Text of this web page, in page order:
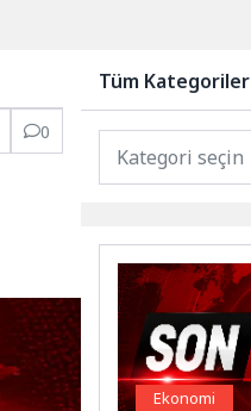
0
Tüm Kategoriler
Ekonomi